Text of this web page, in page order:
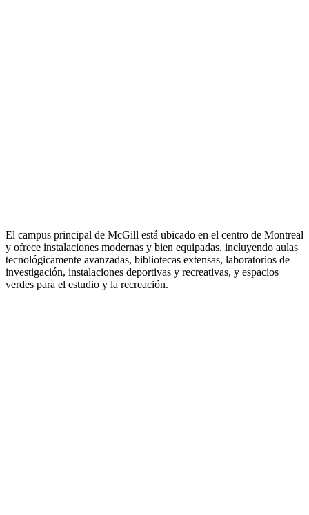
El campus principal de McGill está ubicado en el centro de Montreal
y ofrece instalaciones modernas y bien equipadas, incluyendo aulas
tecnológicamente avanzadas, bibliotecas extensas, laboratorios de
investigación, instalaciones deportivas y recreativas, y espacios
verdes para el estudio y la recreación.